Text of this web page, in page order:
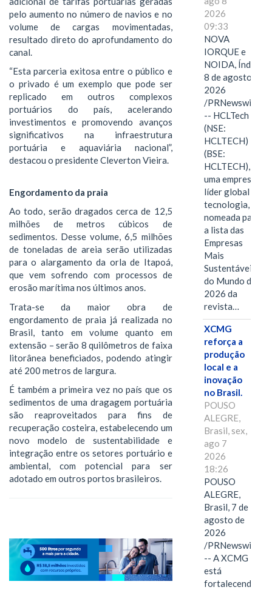
pelo aumento no número de navios e no
volume de cargas movimentadas,
resultado direto do aprofundamento do
canal.
“Esta parceria exitosa entre o público e
o privado é um exemplo que pode ser
replicado em outros complexos
portuários do país, acelerando
investimentos e promovendo avanços
significativos na infraestrutura
portuária e aquaviária nacional”,
destacou o presidente Cleverton Vieira.
Engordamento da praia
Ao todo, serão dragados cerca de 12,5
milhões de metros cúbicos de
sedimentos. Desse volume, 6,5 milhões
de toneladas de areia serão utilizadas
para o alargamento da orla de Itapoá,
que vem sofrendo com processos de
erosão marítima nos últimos anos.
Trata-se da maior obra de
engordamento de praia já realizada no
Brasil, tanto em volume quanto em
extensão – serão 8 quilômetros de faixa
litorânea beneficiados, podendo atingir
até 200 metros de largura.
É também a primeira vez no país que os
sedimentos de uma dragagem portuária
são reaproveitados para fins de
recuperação costeira, estabelecendo um
novo modelo de sustentabilidade e
integração entre os setores portuário e
ambiental, com potencial para ser
adotado em outros portos brasileiros.
2026
09:33
NOVA
IORQUE e
NOIDA, Índia,
8 de agosto de
2026
/PRNewswire/
-- HCLTech
(NSE:
HCLTECH)
(BSE:
HCLTECH),
uma empresa
líder global em
tecnologia, foi
nomeada para
a lista das
Empresas
Mais
Sustentáveis
do Mundo de
2026 da
revista…
XCMG
reforça a
produção
local e a
inovação
no Brasil.
POUSO
ALEGRE,
Brasil, sex,
ago 7
2026
18:26
POUSO
ALEGRE,
Brasil, 7 de
agosto de
2026
/PRNewswire/
-- A XCMG
está
fortalecendo a